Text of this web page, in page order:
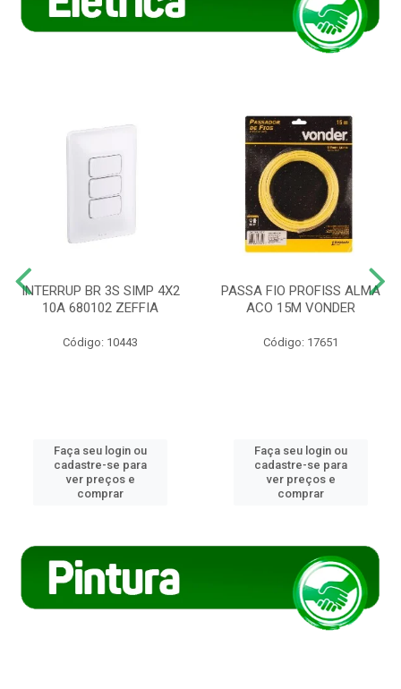
INTERRUP BR 3S SIMP 4X2
10A 680102 ZEFFIA
Código: 10443
Faça seu login ou
cadastre-se para
ver preços e
comprar
PASSA FIO PROFISS ALMA
ACO 15M VONDER
Código: 17651
Faça seu login ou
cadastre-se para
ver preços e
comprar